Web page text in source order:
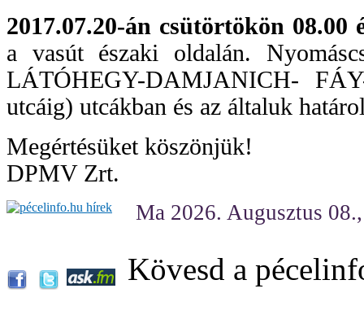
2017.07.20-án csütörtökön 08.00
a vasút északi oldalán.
LÁTÓHEGY-DAMJANICH-
utcáig) utcákban és az általuk
Megértésüket köszönjük!
DPMV Zrt.
Ma 2026. Augusztus
Kövesd a